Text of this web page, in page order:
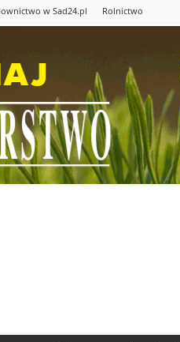
w Sad24.pl Rolnictwo